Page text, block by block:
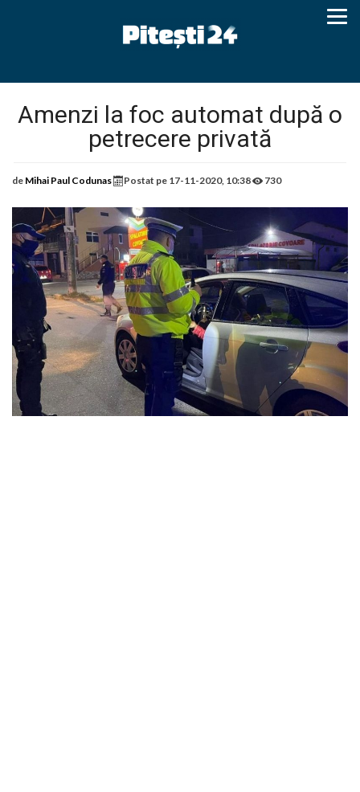
Amenzi la foc automat după o
petrecere privată
de Mihai Paul Codunas Postat pe 17-11-2020, 10:38 730